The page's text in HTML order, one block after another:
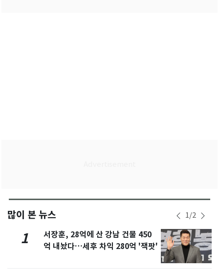
많이 본 뉴스 1/2
1
서장훈, 28억에 산 강남 건물 450
억 내놨다…세후 차익 280억 '잭팟'